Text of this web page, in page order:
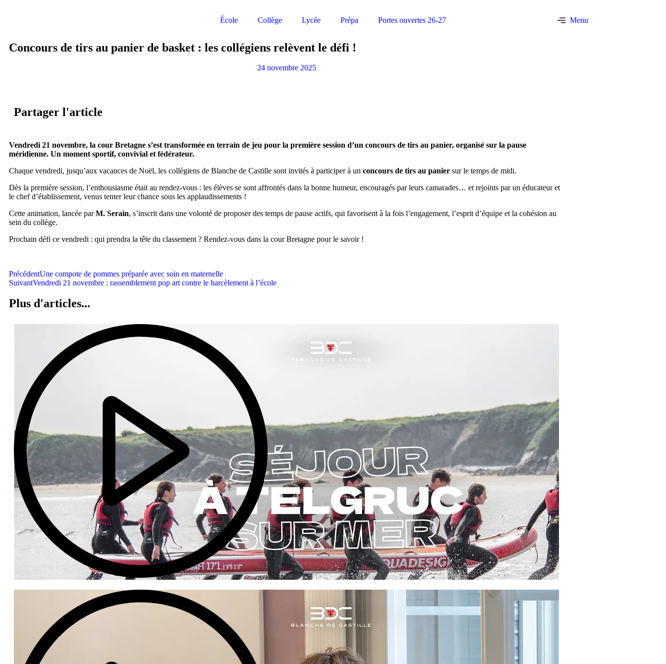
École Collège Lycée Prépa Portes ouvertes 26-27 Menu
Concours de tirs au panier de basket : les collégiens relèvent le défi !
24 novembre 2025
Partager l'article
Vendredi 21 novembre, la cour Bretagne s’est transformée en terrain de jeu pour la première session d’un concours de tirs au panier, organisé sur la pause
méridienne. Un moment sportif, convivial et fédérateur.
Chaque vendredi, jusqu’aux vacances de Noël, les collégiens de Blanche de Castille sont invités à participer à un concours de tirs au panier sur le temps de midi.
Dès la première session, l’enthousiasme était au rendez-vous : les élèves se sont affrontés dans la bonne humeur, encouragés par leurs camarades… et rejoints par un éducateur et
le chef d’établissement, venus tenter leur chance sous les applaudissements !
Cette animation, lancée parM. Serain, s’inscrit dans une volonté de proposer des temps de pause actifs, qui favorisent à la fois l’engagement, l’esprit d’équipe et la cohésion au
sein du collège.
Prochain défi ce vendredi : qui prendra la tête du classement ? Rendez-vous dans la cour Bretagne pour le savoir !
PrécédentUne compote de pommes préparée avec soin en maternelle
SuivantVendredi 21 novembre : rassemblement pop art contre le harcèlement à l’école
Plus d'articles...